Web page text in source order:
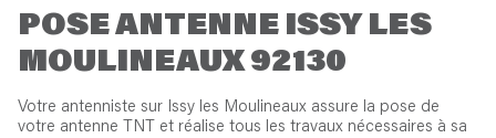
POSE ANTENNE ISSY LES
MOULINEAUX 92130
Votre antenniste sur Issy les Moulineaux assure la pose de
votre antenne TNT et réalise tous les travaux nécessaires à sa